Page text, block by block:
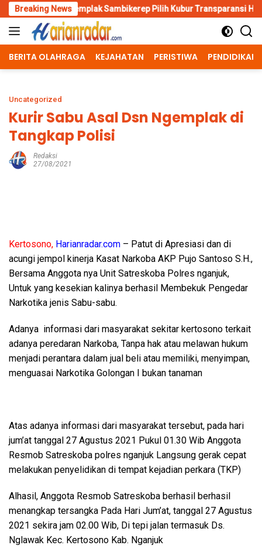
Skip
to
content
Breaking News
Sambikerep Pilih Kubur Transparansi Hidup-Hidup
BERITA OLAHRAGA KEJAHATAN PERISTIWA PENDIDIKAN
Uncategorized
Kurir Sabu Asal Dsn Ngemplak di
Tangkap Polisi
Redaksi
27/08/2021
Kertosono, Harianradar.com – Patut di Apresiasi dan di
acungi jempol kinerja Kasat Narkoba AKP Pujo Santoso S.H.,
Bersama Anggota nya Unit Satreskoba Polres nganjuk,
Untuk yang kesekian kalinya berhasil Membekuk Pengedar
Narkotika jenis Sabu-sabu.
Adanya informasi dari masyarakat sekitar kertosono terkait
adanya peredaran Narkoba, Tanpa hak atau melawan hukum
menjadi perantara dalam jual beli atau memiliki, menyimpan,
menguasai Narkotika Golongan I bukan tanaman
Atas adanya informasi dari masyarakat tersebut, pada hari
jum’at tanggal 27 Agustus 2021 Pukul 01.30 Wib Anggota
Resmob Satreskoba polres nganjuk Langsung gerak cepat
melakukan penyelidikan di tempat kejadian perkara (TKP)
Alhasil, Anggota Resmob Satreskoba berhasil berhasil
menangkap tersangka Pada Hari Jum’at, tanggal 27 Agustus
2021 sekira jam 02.00 Wib, Di tepi jalan termasuk Ds.
Nglawak Kec. Kertosono Kab. Nganjuk